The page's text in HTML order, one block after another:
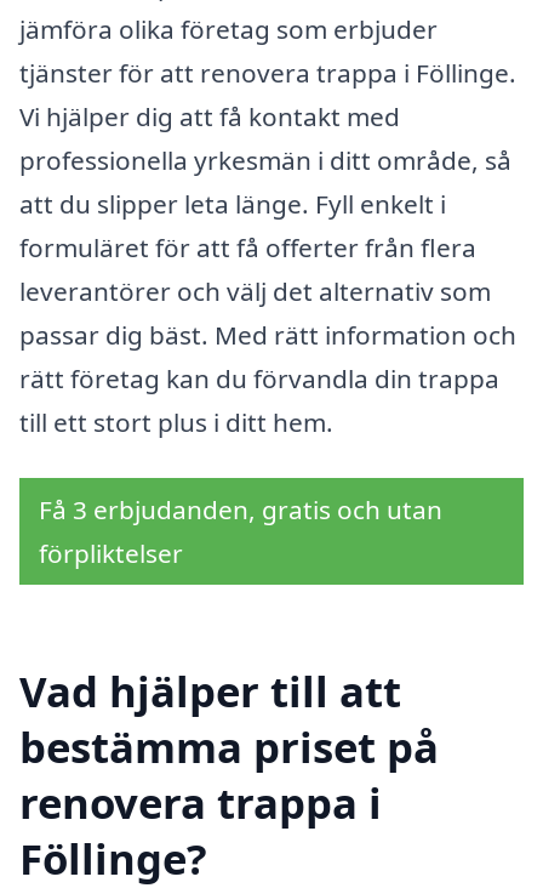
jämföra olika företag som erbjuder
tjänster för att renovera trappa i Föllinge.
Vi hjälper dig att få kontakt med
professionella yrkesmän i ditt område, så
att du slipper leta länge. Fyll enkelt i
formuläret för att få offerter från flera
leverantörer och välj det alternativ som
passar dig bäst. Med rätt information och
rätt företag kan du förvandla din trappa
till ett stort plus i ditt hem.
Få 3 erbjudanden, gratis och utan
förpliktelser
Vad hjälper till att
bestämma priset på
renovera trappa i
Föllinge?